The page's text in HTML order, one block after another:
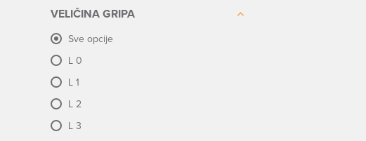
VELIČINA GRIPA
Sve opcije
L 0
L 1
L 2
L 3